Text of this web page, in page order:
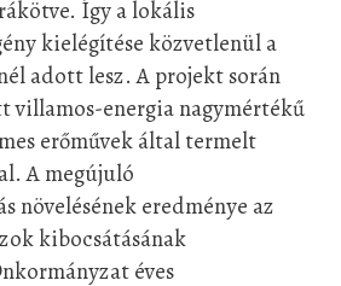
Így a lokális
kielégítése közvetlenül a
adott lesz. A projekt során
villamos-energia nagymértékű
erőművek által termelt
A megújuló
növelésének eredménye az
kibocsátásának
éves